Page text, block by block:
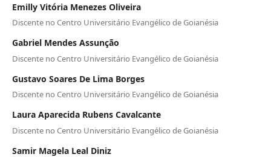
Emilly Vitória Menezes Oliveira
Discente no Centro Universitário Evangélico de Goianésia
Gabriel Mendes Assunção
Discente no Centro Universitário Evangélico de Goianésia
Gustavo Soares De Lima Borges
Discente no Centro Universitário Evangélico de Goianésia
Laura Aparecida Rubens Cavalcante
Discente no Centro Universitário Evangélico de Goianésia
Samir Magela Leal Diniz